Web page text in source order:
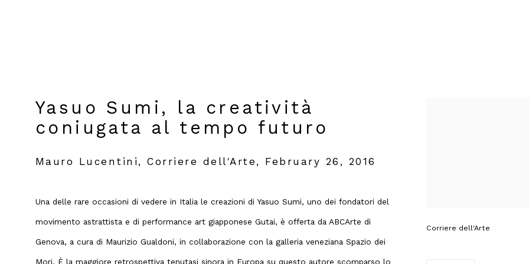
Yasuo Sumi, la creatività
coniugata al tempo futuro
Mauro Lucentini, Corriere dell'Arte, February 26, 2016
Corriere dell'Arte
Una delle rare occasioni di vedere in Italia le creazioni di Yasuo Sumi, uno dei fondatori del
movimento astrattista e di performance art giapponese Gutai, è offerta da ABCArte di
Genova, a cura di Maurizio Gualdoni, in collaborazione con la galleria veneziana Spazio dei
Mori. È la maggiore retrospettiva tenutasi sinora in Europa su questo autore scomparso lo